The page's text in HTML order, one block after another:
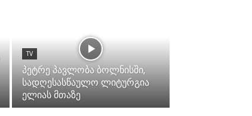
TV
პეტრე პავლობა ბოლნისში,
სადღესასწაულო ლიტურგია
ელიას მთაზე